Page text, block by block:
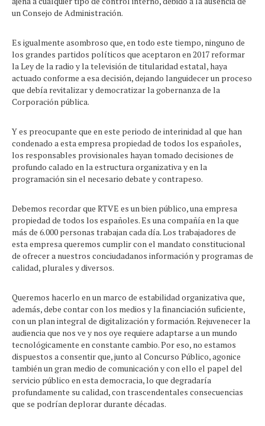
un Consejo de Administración.
Es igualmente asombroso que, en todo este tiempo, ninguno de
los grandes partidos políticos que aceptaron en 2017 reformar
la Ley de la radio y la televisión de titularidad estatal, haya
actuado conforme a esa decisión, dejando languidecer un proceso
que debía revitalizar y democratizar la gobernanza de la
Corporación pública.
Y es preocupante que en este periodo de interinidad al que han
condenado a esta empresa propiedad de todos los españoles,
los responsables provisionales hayan tomado decisiones de
profundo calado en la estructura organizativa y en la
programación sin el necesario debate y contrapeso.
Debemos recordar que RTVE es un bien público, una empresa
propiedad de todos los españoles. Es una compañía en la que
más de 6.000 personas trabajan cada día. Los trabajadores de
esta empresa queremos cumplir con el mandato constitucional
de ofrecer a nuestros conciudadanos información y programas de
calidad, plurales y diversos.
Queremos hacerlo en un marco de estabilidad organizativa que,
además, debe contar con los medios y la financiación suficiente,
con un plan integral de digitalización y formación. Rejuvenecer la
audiencia que nos ve y nos oye requiere adaptarse a un mundo
tecnológicamente en constante cambio. Por eso, no estamos
dispuestos a consentir que, junto al Concurso Público, agonice
también un gran medio de comunicación y con ello el papel del
servicio público en esta democracia, lo que degradaría
profundamente su calidad, con trascendentales consecuencias
que se podrían deplorar durante décadas.